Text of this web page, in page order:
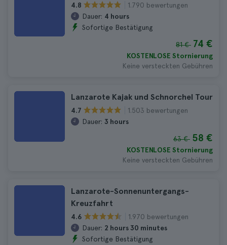
4.8
1.790 bewertungen
Dauer: 4 hours
Sofortige Bestätigung
81 € 74 €
KOSTENLOSE Stornierung
Keine versteckten Gebühren
Lanzarote Kajak und Schnorchel Tour
4.7
1.503 bewertungen
Dauer: 3 hours
63 € 58 €
KOSTENLOSE Stornierung
Keine versteckten Gebühren
Lanzarote-Sonnenuntergangs-
Kreuzfahrt
4.6
1.970 bewertungen
Dauer: 2 hours 30 minutes
Sofortige Bestätigung